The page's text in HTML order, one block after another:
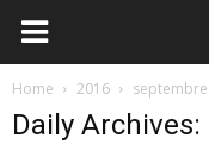
Home 2016 septembre
Daily